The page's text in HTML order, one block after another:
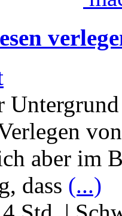
aber im
dass (...)